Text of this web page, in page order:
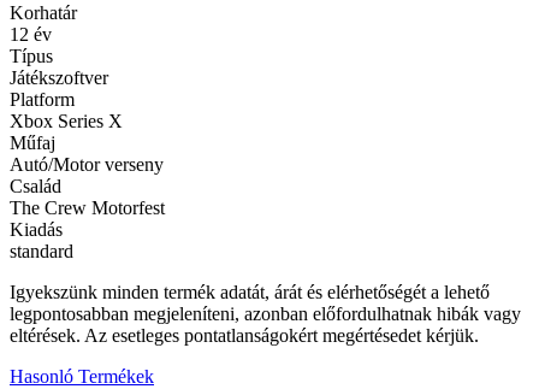
Korhatár
12 év
Típus
Játékszoftver
Platform
Xbox Series X
Műfaj
Autó/Motor verseny
Család
The Crew Motorfest
Kiadás
standard
Igyekszünk minden termék adatát, árát és elérhetőségét a lehető
legpontosabban megjeleníteni, azonban előfordulhatnak hibák vagy
eltérések. Az esetleges pontatlanságokért megértésedet kérjük.
Hasonló Termékek